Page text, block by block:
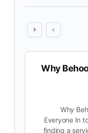
Why
Why
Everyone In
finding a